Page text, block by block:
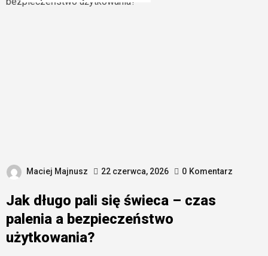
Maciej Majnusz 22 czerwca, 2026 0 Komentarz
Jak długo pali się świeca – czas
palenia a bezpieczeństwo
użytkowania?